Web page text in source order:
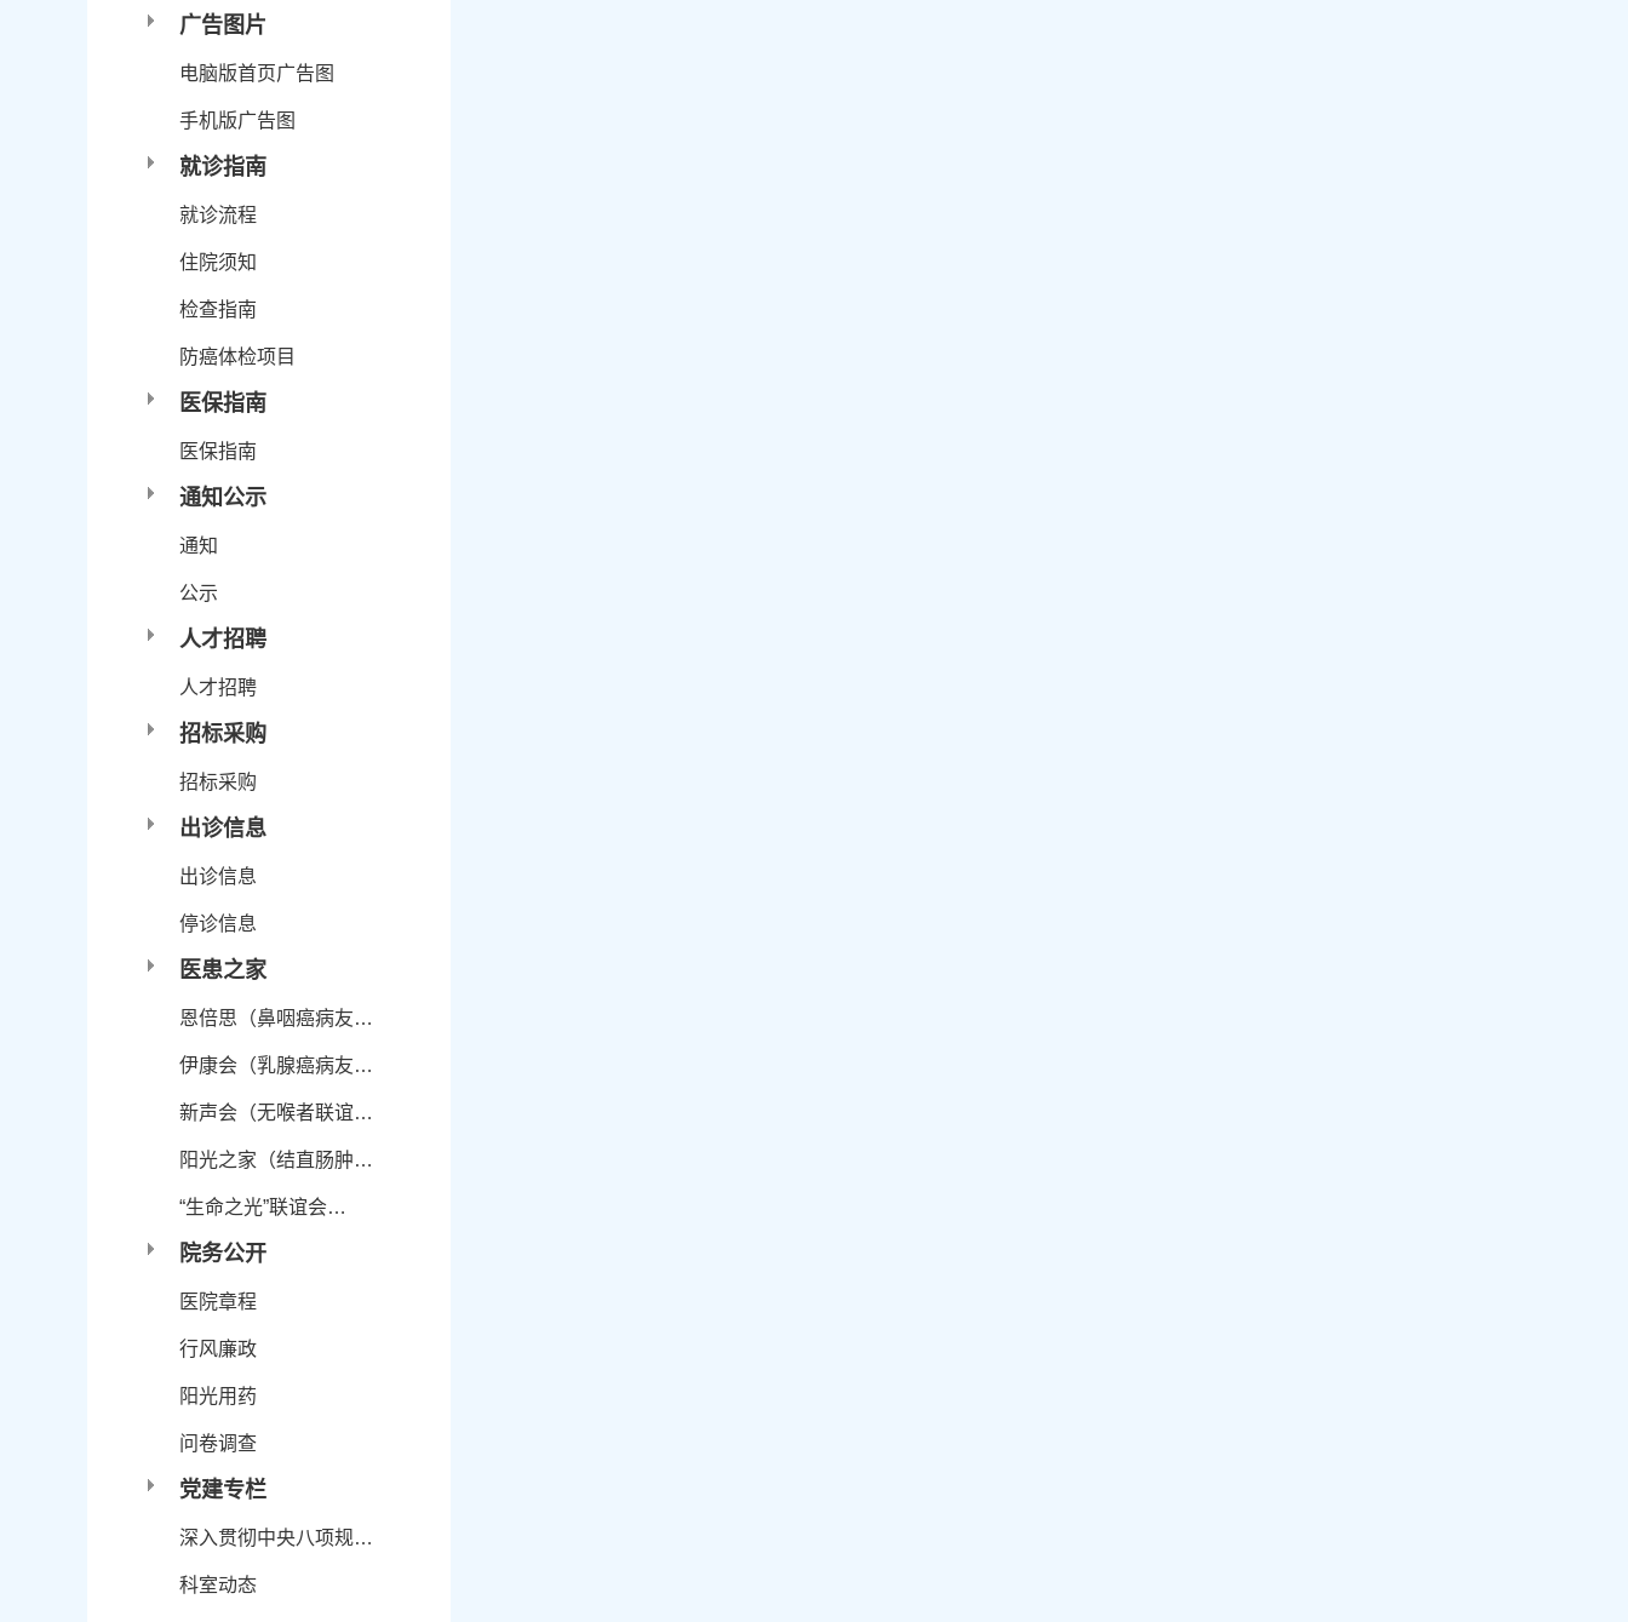
广告图片
电脑版首页广告图
手机版广告图
就诊指南
就诊流程
住院须知
检查指南
防癌体检项目
医保指南
医保指南
通知公示
通知
公示
人才招聘
人才招聘
招标采购
招标采购
出诊信息
出诊信息
停诊信息
医患之家
恩倍思（鼻咽癌病友…
伊康会（乳腺癌病友…
新声会（无喉者联谊…
阳光之家（结直肠肿…
“生命之光”联谊会…
院务公开
医院章程
行风廉政
阳光用药
问卷调查
党建专栏
深入贯彻中央八项规…
科室动态